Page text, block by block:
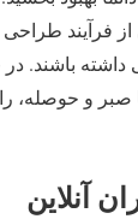
فرآیند
باشند.
صبر و حوصله،
آنلاین